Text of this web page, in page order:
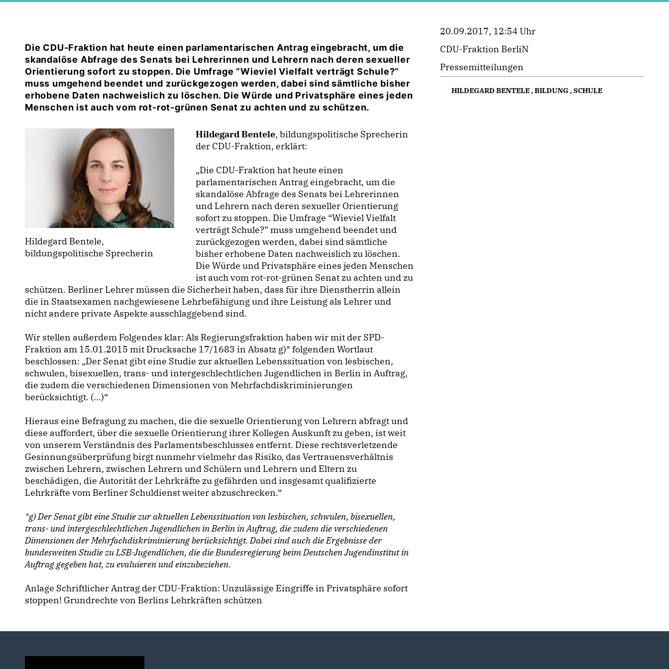
Die CDU-Fraktion hat heute einen parlamentarischen Antrag eingebracht, um die
skandalöse Abfrage des Senats bei Lehrerinnen und Lehrern nach deren sexueller
Orientierung sofort zu stoppen. Die Umfrage “Wieviel Vielfalt verträgt Schule?”
muss umgehend beendet und zurückgezogen werden, dabei sind sämtliche bisher
erhobene Daten nachweislich zu löschen. Die Würde und Privatsphäre eines jeden
Menschen ist auch vom rot-rot-grünen Senat zu achten und zu schützen.
Hildegard Bentele,
bildungspolitische Sprecherin
Hildegard Bentele, bildungspolitische Sprecherin
der CDU-Fraktion, erklärt:
Die CDU-Fraktion hat heute einen
parlamentarischen Antrag eingebracht, um die
skandalöse Abfrage des Senats bei Lehrerinnen
und Lehrern nach deren sexueller Orientierung
sofort zu stoppen. Die Umfrage “Wieviel Vielfalt
verträgt Schule?” muss umgehend beendet und
zurückgezogen werden, dabei sind sämtliche
bisher erhobene Daten nachweislich zu löschen.
Die Würde und Privatsphäre eines jeden Menschen
ist auch vom rot-rot-grünen Senat zu achten und zu
schützen. Berliner Lehrer müssen die Sicherheit haben, dass für ihre Dienstherrin allein
die in Staatsexamen nachgewiesene Lehrbefähigung und ihre Leistung als Lehrer und
nicht andere private Aspekte ausschlaggebend sind.
Wir stellen außerdem Folgendes klar: Als Regierungsfraktion haben wir mit der SPD-
Fraktion am 15.01.2015 mit Drucksache 17/1683 in Absatz g)* folgenden Wortlaut
beschlossen: „Der Senat gibt eine Studie zur aktuellen Lebenssituation von lesbischen,
schwulen, bisexuellen, trans- und intergeschlechtlichen Jugendlichen in Berlin in Auftrag,
die zudem die verschiedenen Dimensionen von Mehrfachdiskriminierungen
berücksichtigt. (...)“
Hieraus eine Befragung zu machen, die die sexuelle Orientierung von Lehrern abfragt und
diese auffordert, über die sexuelle Orientierung ihrer Kollegen Auskunft zu geben, ist weit
von unserem Verständnis des Parlamentsbeschlusses entfernt. Diese rechtsverletzende
Gesinnungsüberprüfung birgt nunmehr vielmehr das Risiko, das Vertrauensverhältnis
zwischen Lehrern, zwischen Lehrern und Schülern und Lehrern und Eltern zu
beschädigen, die Autorität der Lehrkräfte zu gefährden und insgesamt qualifizierte
Lehrkräfte vom Berliner Schuldienst weiter abzuschrecken.“
*g) Der Senat gibt eine Studie zur aktuellen Lebenssituation von lesbischen, schwulen, bisexuellen,
trans- und intergeschlechtlichen Jugendlichen in Berlin in Auftrag, die zudem die verschiedenen
Dimensionen der Mehrfachdiskriminierung berücksichtigt. Dabei sind auch die Ergebnisse der
bundesweiten Studie zu LSB-Jugendlichen, die die Bundesregierung beim Deutschen Jugendinstitut in
Auftrag gegeben hat, zu evaluieren und einzubeziehen.
Anlage Schriftlicher Antrag der CDU-Fraktion: Unzulässige Eingriffe in Privatsphäre sofort
stoppen! Grundrechte von Berlins Lehrkräften schützen
20.09.2017, 12:54 Uhr
CDU-Fraktion BerliN
Pressemitteilungen
HILDEGARD BENTELE,BILDUNG,SCHULE